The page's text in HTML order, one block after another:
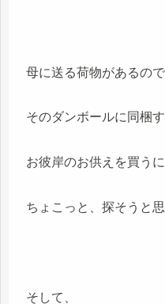
母に送る荷物があるので
そのダンボールに同梱
お彼岸のお供えを買う
ちょこっと、探そうと思
そして、